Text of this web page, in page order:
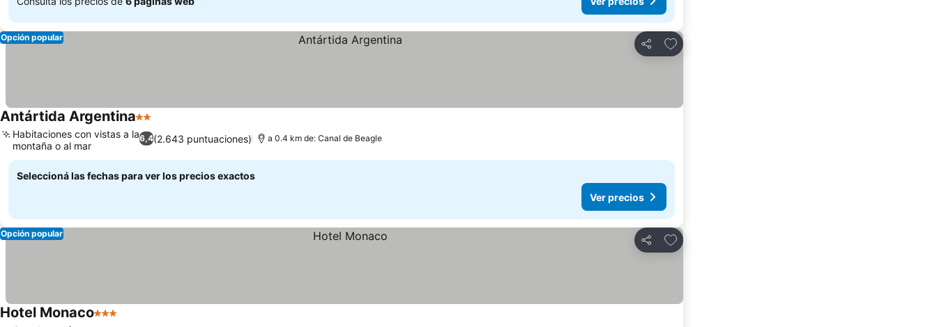
Compartir
Añadir a favoritos
Opción popular
Antártida Argentina2 Estrellas
6,4(2.643 puntuaciones)
Habitaciones con vistas a la
montaña o al mar
a 0.4 km de: Canal de Beagle
Seleccioná las fechas para ver los precios exactos
Ver precios
Compartir
Añadir a favoritos
Opción popular
Hotel Monaco3 Estrellas